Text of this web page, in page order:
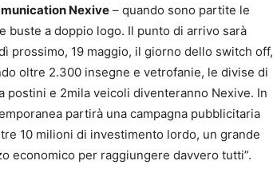
Nexive – quando sono partite le
buste a doppio logo. Il punto di arrivo sarà
prossimo, 19 maggio, il giorno dello switch off,
oltre 2.300 insegne e vetrofanie, le divise di
postini e 2mila veicoli diventeranno Nexive. In
partirà una campagna pubblicitaria
10 milioni di investimento lordo, un grande
economico per raggiungere davvero tutti”.